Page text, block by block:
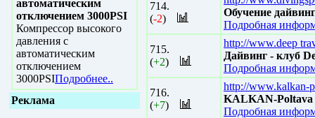
автоматическим
отключением 3000PSI
Компрессор высокого
давления с
автоматическим
отключением
3000PSIПодробнее..
Реклама
714.
(-2)
Обучение
Подробная
715.
(+2)
http://www.deep
Дайвинг - клуб
Подробная
716.
(+7)
http://www.kalkan-
KALKAN-Poltava
Подробная